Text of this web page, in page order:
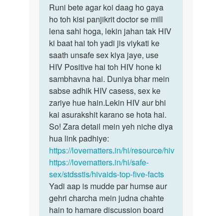
to
Meri
frds
3
logo
se
sex
kr…
by
Runi
Runi
bete
agar
koi
daag
ho…
Runi bete agar koi daag ho gaya
ho toh kisi panjikrit doctor se mill
lena sahi hoga, lekin jahan tak HIV
ki baat hai toh yadi jis viykati ke
saath unsafe sex kiya jaye, use
HIV Positive hai toh HIV hone ki
sambhavna hai. Duniya bhar mein
sabse adhik HIV casess, sex ke
zariye hue hain.Lekin HIV aur bhi
kai asurakshit karano se hota hai.
So! Zara detail mein yeh niche diya
hua link padhiye:
https://lovematters.in/hi/resource/hiv
https://lovematters.in/hi/safe-
sex/stdsstis/hivaids-top-five-facts
Yadi aap is mudde par humse aur
gehri charcha mein judna chahte
hain to hamare discussion board